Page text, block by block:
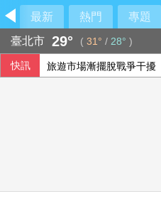
最新 熱門 專題
臺北市 29° ( 31° / 28° )
快訊 旅遊市場漸擺脫戰爭干